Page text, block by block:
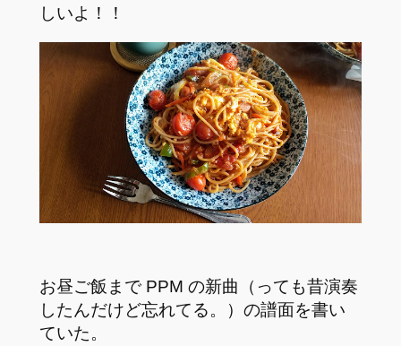
しいよ！！
お昼ご飯まで PPM の新曲（っても昔演奏
したんだけど忘れてる。）の譜面を書い
ていた。